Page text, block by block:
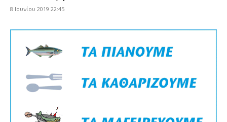
8 Ιουνίου 2019 22:45